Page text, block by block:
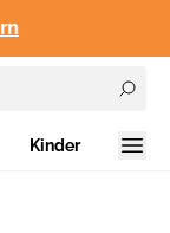
Kinder